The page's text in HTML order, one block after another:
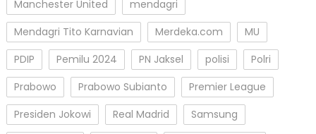
Manchester United
mendagri
Mendagri Tito Karnavian
Merdeka.com
MU
PDIP
Pemilu 2024 PN Jaksel polisi
Polri
Prabowo
Prabowo Subianto
Premier League
Presiden Jokowi
Real Madrid
Samsung